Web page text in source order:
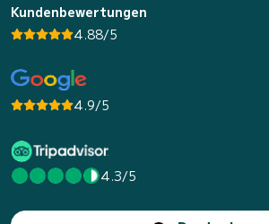
Kundenbewertungen
4.88/5
4.9/5
4.3/5